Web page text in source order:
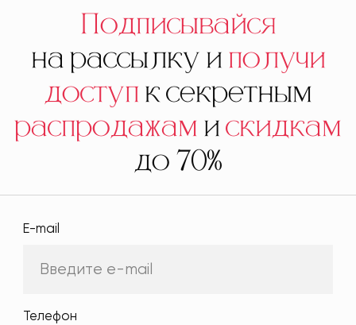
Подписывайся
на рассылку иполучи
доступк секретным
распродажамискидкам
до 70%
E-mail
Телефон